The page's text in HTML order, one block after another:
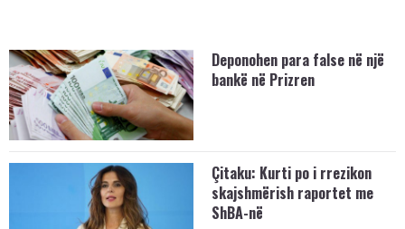
Deponohen para false në një
bankë në Prizren
Çitaku: Kurti po i rrezikon
skajshmërish raportet me
ShBA-në